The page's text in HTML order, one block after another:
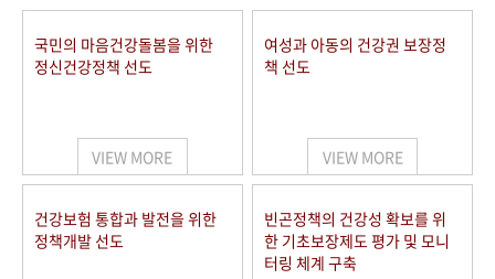
국민의 마음건강돌봄을 위한
정신건강정책 선도
VIEW MORE
여성과 아동의 건강권 보장정
책 선도
VIEW MORE
건강보험 통합과 발전을 위한
정책개발 선도
빈곤정책의 건강성 확보를 위
한 기초보장제도 평가 및 모니
터링 체계 구축